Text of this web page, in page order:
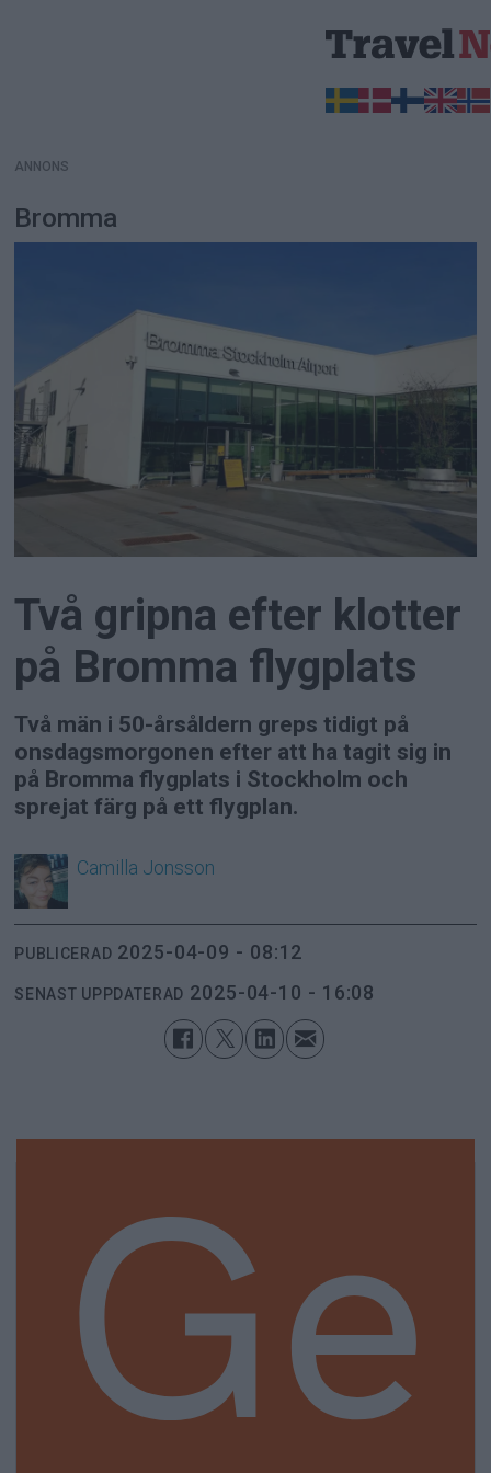
ANNONS
Bromma
Två gripna efter klotter
på Bromma flygplats
Två män i 50-årsåldern greps tidigt på
onsdagsmorgonen efter att ha tagit sig in
på Bromma flygplats i Stockholm och
sprejat färg på ett flygplan.
Camilla Jonsson
PUBLICERAD 2025-04-09 - 08:12
SENAST UPPDATERAD 2025-04-10 - 16:08
Ge